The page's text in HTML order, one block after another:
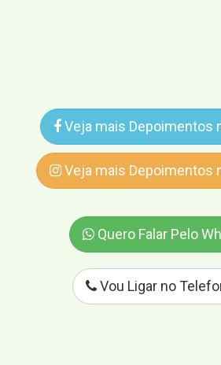
Veja mais Depoimentos
Veja mais Depoimentos
Quero Falar Pelo
Vou Ligar no